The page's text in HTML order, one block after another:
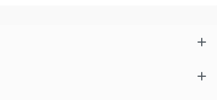
gumowaniem